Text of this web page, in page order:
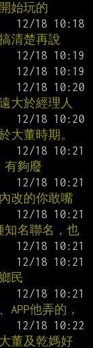
始玩的
清楚再說
大於經理人
大董時期。
有夠廢
改的你敢嘴
知名聯名，也
民
他弄的，
董及乾媽好